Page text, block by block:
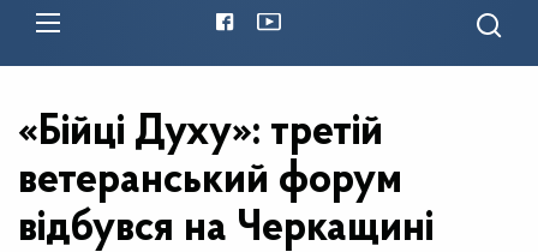
«Бійці Духу»: третій
ветеранський форум
відбувся на Черкащині